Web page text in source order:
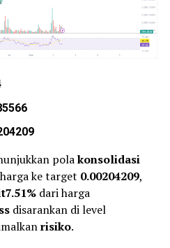
polakonsolidasi
ke target 0.00204209,
dari harga
disarankan di level
risiko.